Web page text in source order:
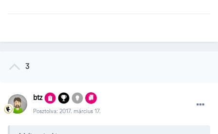
3
btz
Posztolva: 2017. március 17.